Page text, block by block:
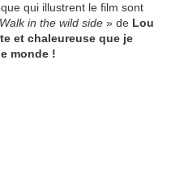
qui illustrent le film sont
Walk in the wild side » de Lou
et chaleureuse que je
monde !